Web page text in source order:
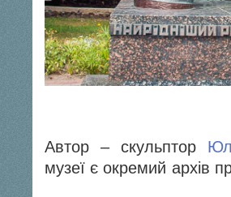
Автор – скульптор
музеї є окремий